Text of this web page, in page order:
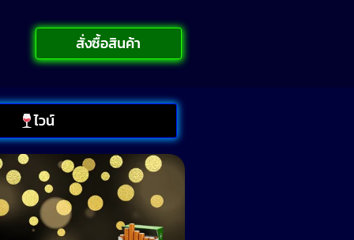
สั่งซื้อสินค้า
ไวน์